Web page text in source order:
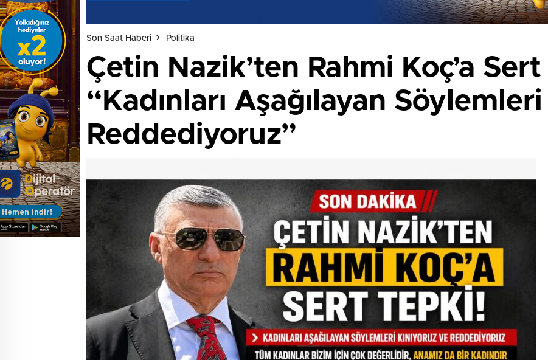
Son Saat Haberi Politika
Çetin Nazik’ten Rahmi Koç’a
“Kadınları Aşağılayan Söylemleri
Reddediyoruz”